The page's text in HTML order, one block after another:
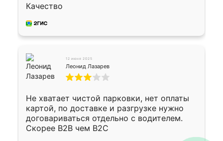
Качество
12 июня 2025
Леонид Лазарев
Не хватает чистой парковки, нет оплаты
картой, по доставке и разгрузке нужно
договариваться отдельно с водителем.
Скорее B2B чем B2C